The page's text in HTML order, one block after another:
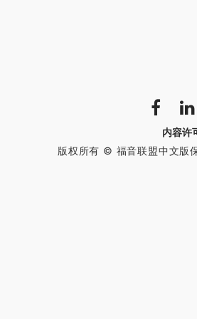
内容许
版权所有 © 福音联盟中文版